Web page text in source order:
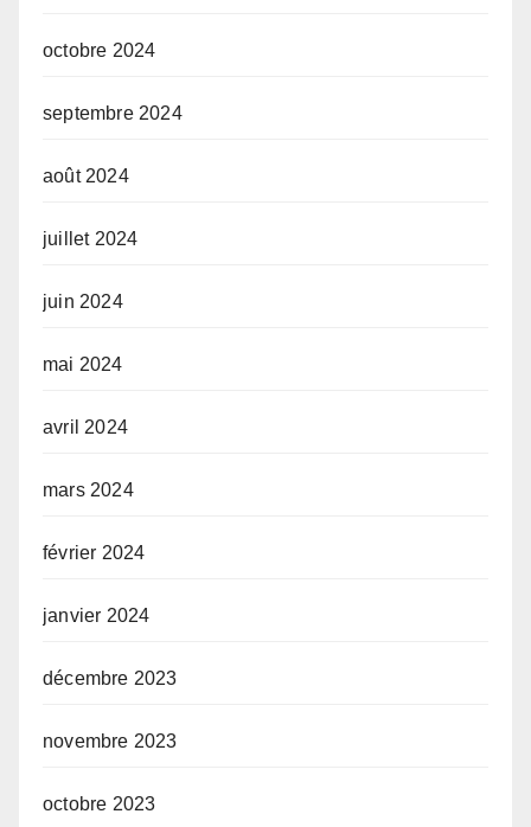
octobre 2024
septembre 2024
août 2024
juillet 2024
juin 2024
mai 2024
avril 2024
mars 2024
février 2024
janvier 2024
décembre 2023
novembre 2023
octobre 2023